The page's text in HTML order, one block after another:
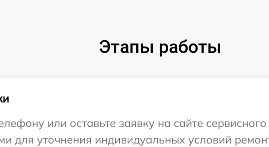
Этапы работы
или оставьте заявку на сайте
для уточнения индивидуальных условий